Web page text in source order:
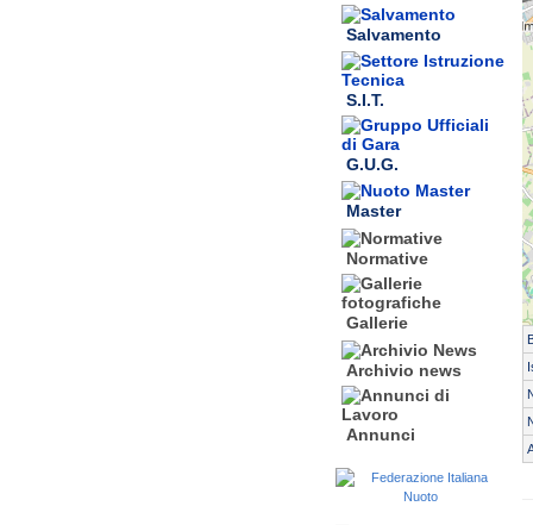
Salvamento
S.I.T.
G.U.G.
Master
Normative
Gallerie
Archivio news
Annunci